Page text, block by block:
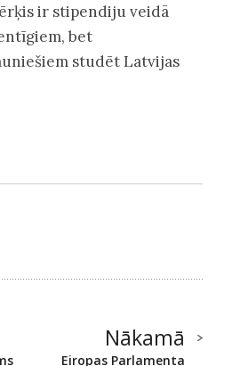
ir stipendiju veidā
bet
studēt Latvijas
Nākamā
Eiropas Parlamenta